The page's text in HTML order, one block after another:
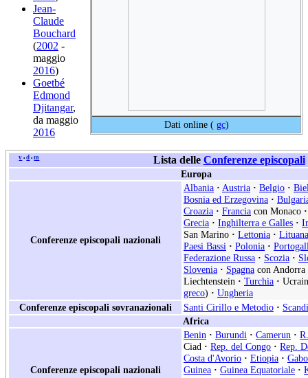
Dati online ( gc)
Jean-
Claude
Bouchard
(2002 -
maggio
2016)
Goetbé
Edmond
Djitangar,
da maggio
2016
v • d • m Lista delle Conferenze episcopali
Europa
Conferenze episcopali nazionali
Albania · Austria · Belgio ·
Bosnia ed Erzegovina ·
Croazia · Francia con Monaco ·
Grecia · Inghilterra e Galles ·
San Marino · Lettonia · Lituana
Paesi Bassi · Polonia ·
Federazione Russa · Scozia ·
Slovenia · Spagna con Andorra
Liechtenstein · Turchia ·
greco) · Ungheria
Conferenze episcopali sovranazionali
Santi Cirillo e Metodio ·
Africa
Conferenze episcopali nazionali
Benin · Burundi · Camerun ·
Ciad · Rep. del Congo · Rep.
Costa d'Avorio · Etiopia ·
Guinea · Guinea Equatoriale ·